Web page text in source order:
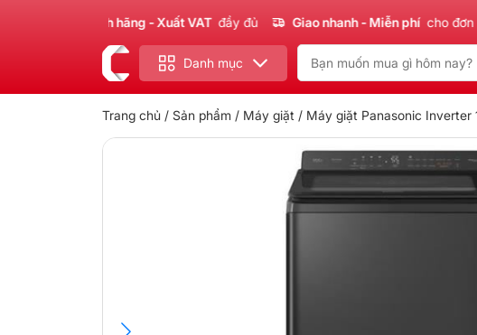
Chính hãng - Xuất VAT đầy đủ Giao nhanh - Miễn phí cho đơn 300k
Danh mục
Trang chủ / Sản phẩm / Máy giặt / Máy giặt Panasonic Inverter